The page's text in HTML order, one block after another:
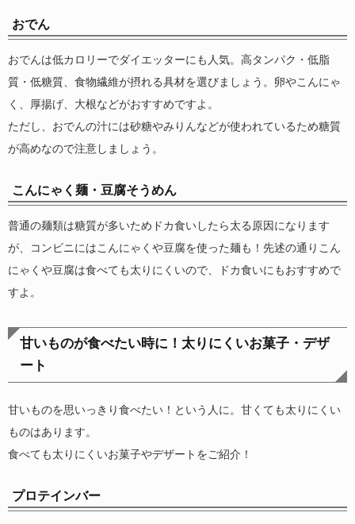
おでん
おでんは低カロリーでダイエッターにも人気。高タンパク・低脂
質・低糖質、食物繊維が摂れる具材を選びましょう。卵やこんにゃ
く、厚揚げ、大根などがおすすめですよ。
ただし、おでんの汁には砂糖やみりんなどが使われているため糖質
が高めなので注意しましょう。
こんにゃく麺・豆腐そうめん
普通の麺類は糖質が多いためドカ食いしたら太る原因になります
が、コンビニにはこんにゃくや豆腐を使った麺も！先述の通りこん
にゃくや豆腐は食べても太りにくいので、ドカ食いにもおすすめで
すよ。
甘いものが食べたい時に！太りにくいお菓子・デザ
ート
甘いものを思いっきり食べたい！という人に。甘くても太りにくい
ものはあります。
食べても太りにくいお菓子やデザートをご紹介！
プロテインバー